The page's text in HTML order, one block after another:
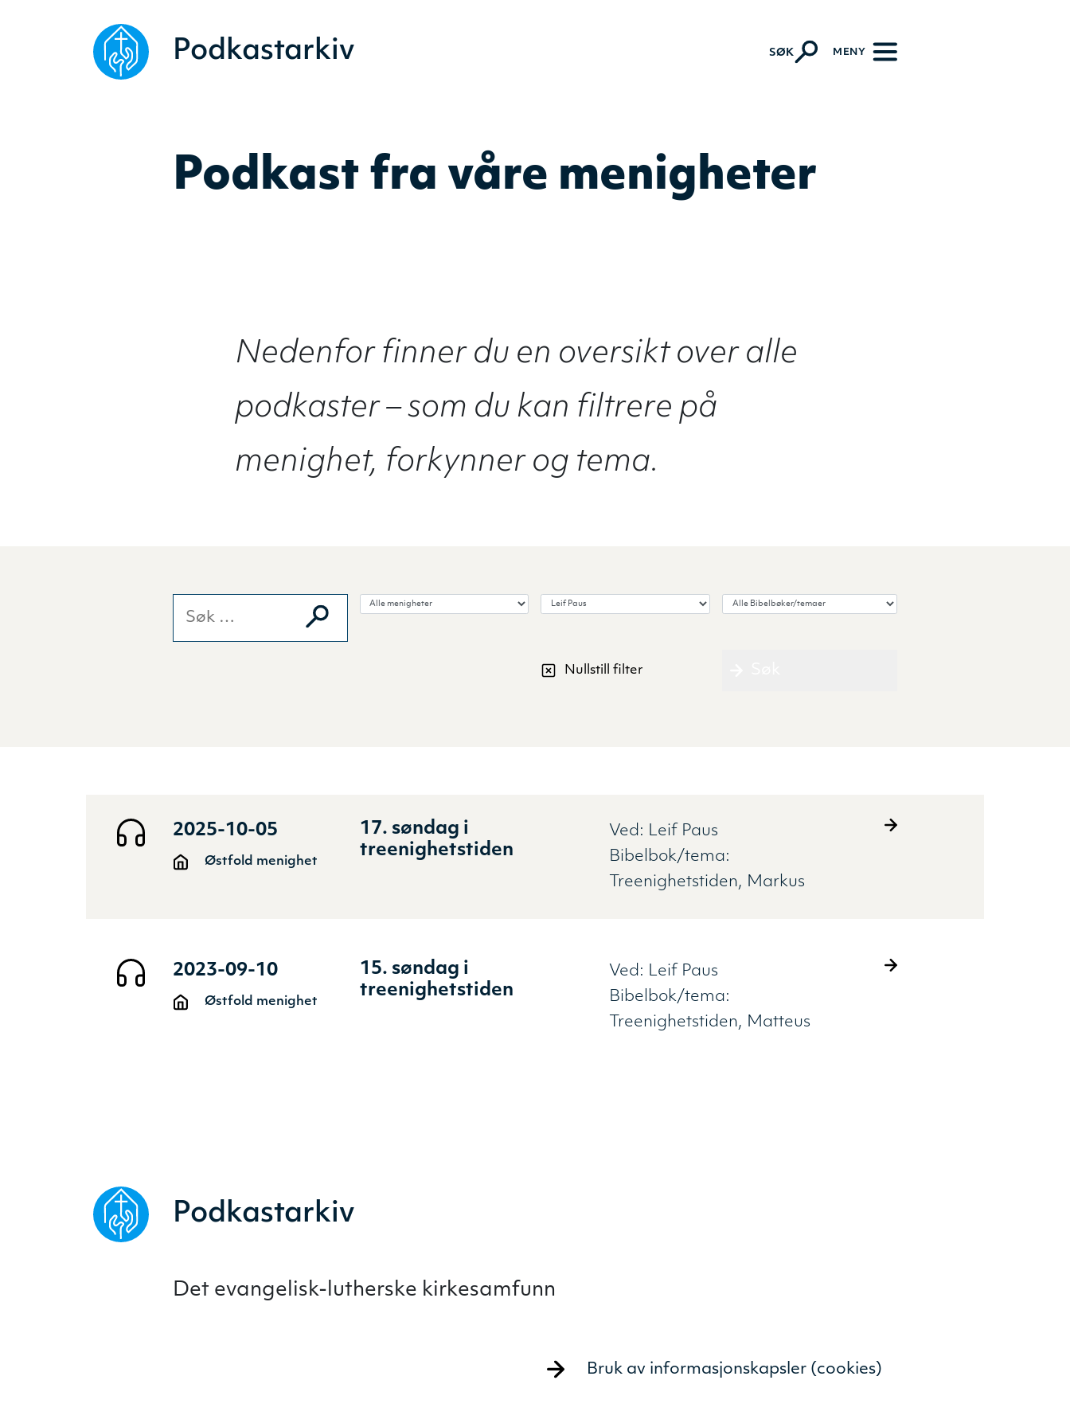
Podkastarkiv SØK MENY
Podkast fra våre menigheter
Nedenfor finner du en oversikt over alle
podkaster – som du kan filtrere på
menighet, forkynner og tema.
Søk etter: Velg menighet Velg forkynner Velg Bibelbok/tema
Nullstill filter
2025-10-05
Østfold menighet
17. søndag i
treenighetstiden
Ved: Leif Paus
Bibelbok/tema:
Treenighetstiden
Markus
2023-09-10
Østfold menighet
15. søndag i
treenighetstiden
Ved: Leif Paus
Bibelbok/tema:
Treenighetstiden
Matteus
Podkastarkiv
Det evangelisk-lutherske kirkesamfunn
Bruk av informasjonskapsler (cookies)